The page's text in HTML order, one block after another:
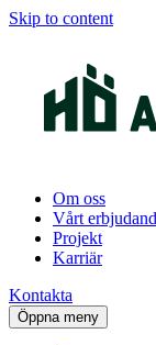
Skip to content
Om oss
Vårt
Projekt
Karriär
Kontakta
Öppna meny